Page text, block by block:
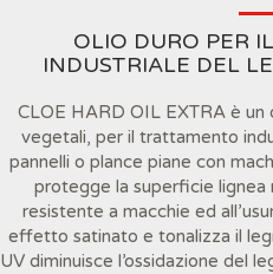
OLIO DURO PER
INDUSTRIALE DEL
CLOE HARD OIL EXTRA è un
vegetali, per il trattamento
pannelli o plance piane con
protegge la superficie
resistente a macchie ed
effetto satinato e tonalizza il
UV diminuisce l’ossidazione del